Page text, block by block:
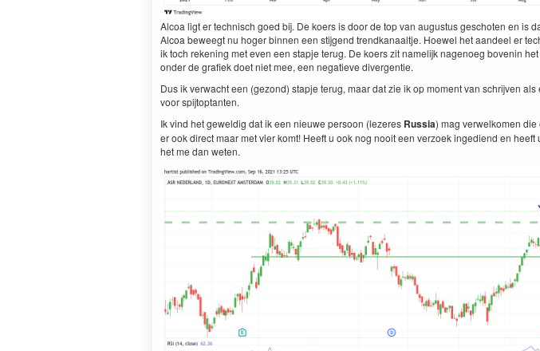
Alcoa ligt er technisch goed bij. De koers is door de top van augustus geschoten en is
Alcoa beweegt nu hoger binnen een stijgend trendkanaaltje. Hoewel het aandeel er
ik toch rekening met even een stapje terug. De koers zit namelijk nagenoeg bovenin
onder de grafiek doet niet mee, een negatieve divergentie.
Dus ik verwacht een (gezond) stapje terug, maar dat zie ik op moment van schrijven
voor spijtoptanten.
Ik vind het geweldig dat ik een nieuwe persoon (lezeres Russia) mag verwelkomen
er ook direct maar met vier komt! Heeft u ook nog nooit een verzoek ingediend en heeft
het me dan weten.